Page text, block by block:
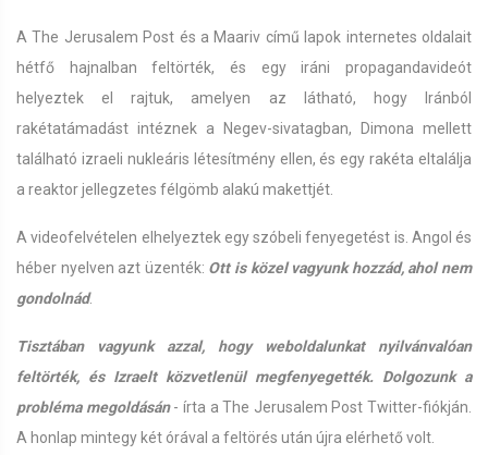
A The Jerusalem Post és a Maariv című lapok internetes oldalait
hétfő hajnalban feltörték, és egy iráni propagandavideót
helyeztek el rajtuk, amelyen az látható, hogy Iránból
rakétatámadást intéznek a Negev-sivatagban, Dimona mellett
található izraeli nukleáris létesítmény ellen, és egy rakéta eltalálja
a reaktor jellegzetes félgömb alakú makettjét.
A videofelvételen elhelyeztek egy szóbeli fenyegetést is. Angol és
héber nyelven azt üzenték: Ott is közel vagyunk hozzád, ahol nem
gondolnád.
Tisztában vagyunk azzal, hogy weboldalunkat nyilvánvalóan
feltörték, és Izraelt közvetlenül megfenyegették. Dolgozunk a
probléma megoldásán- írta a The Jerusalem Post Twitter-fiókján.
A honlap mintegy két órával a feltörés után újra elérhető volt.